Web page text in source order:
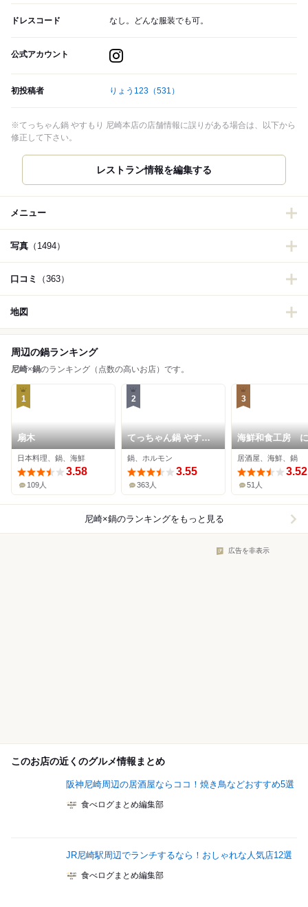
ドレスコード なし。どんな服装でも可。
公式アカウント
初投稿者 りょう123 （531）
※てっちゃん鍋 やすもり 尼崎本店の店舗情報に誤りがある場合は、以下から
修正して下さい。
レストラン情報を編集する
メニュー
写真 （1494）
口コミ （363）
地図
周辺の鍋ランキング
尼崎×鍋のランキング（点数の高いお店）です。
1
扇木
日本料理、鍋、海鮮
3.58
109人
2
てっちゃん鍋 やすも
り 尼崎本店
鍋、ホルモン
3.55
363人
3
海鮮和食工房
ん
居酒屋、海鮮、鍋
3.52
51人
尼崎×鍋のランキングをもっと見る
広告を非表示
このお店の近くのグルメ情報まとめ
阪神尼崎周辺の居酒屋ならココ！焼き鳥などおすすめ5選
食べログまとめ編集部
JR尼崎駅周辺でランチするなら！おしゃれな人気店12選
食べログまとめ編集部